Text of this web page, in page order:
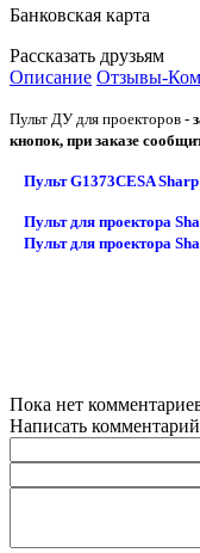
Банковская карта
Рассказать друзьям
Описание Отзывы-
Пульт ДУ для проекторов -
кнопок, при заказе
Пульт G1373CESA
Пульт для проектора
Пульт для проектора
Пока нет
Написать комментарий